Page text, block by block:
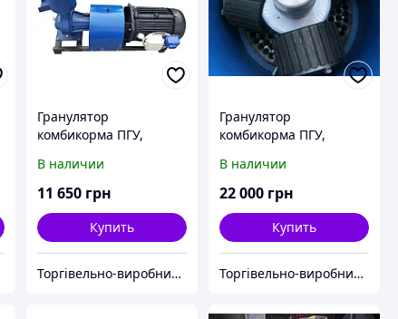
Гранулятор
комбикорма ПГУ,
150мм, 120кг/час, 4кВт
В наличии
11 650 грн
Купить
Торгівельно-виробнича компанія "Трініті"
Гранулятор
комбикорма ПГУ,
3шт., матрица 200мм,
300кг/час 18кВт
В наличии
22 000 грн
Купить
Торгівельно-виробнича компанія "Трініті"